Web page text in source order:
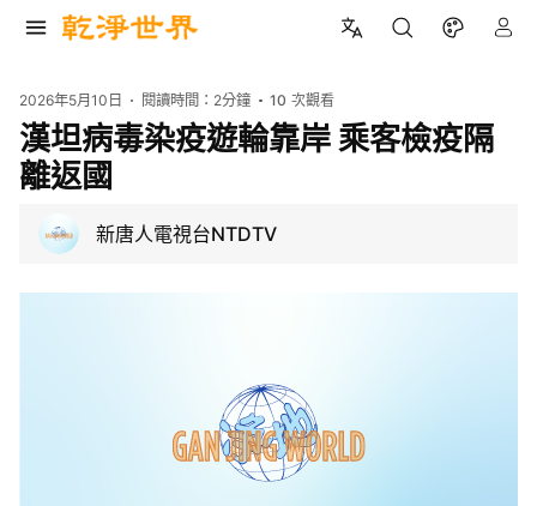
2026年5月10日 閱讀時間： 2分鐘 10 次觀看
漢坦病毒染疫遊輪靠岸 乘客檢疫隔
離返國
新唐人電視台NTDTV